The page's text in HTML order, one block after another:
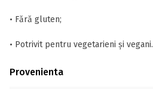
• Fără gluten;
• Potrivit pentru vegetarieni și vegani.
Provenienta